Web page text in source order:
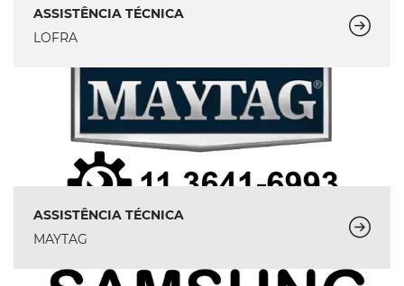
ASSISTÊNCIA TÉCNICA
LOFRA
ASSISTÊNCIA TÉCNICA
MAYTAG